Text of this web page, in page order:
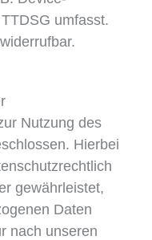
umfasst.
Nutzung des
Hierbei
gewährleistet,
Daten
nach unseren